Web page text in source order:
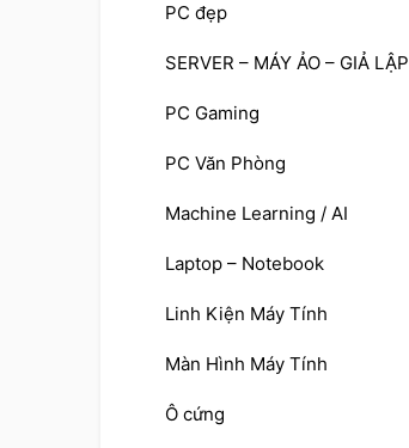
PC đẹp
SERVER – MÁY ẢO – GIẢ LẬP
PC Gaming
PC Văn Phòng
Machine Learning / AI
Laptop – Notebook
Linh Kiện Máy Tính
Màn Hình Máy Tính
Ô cứng